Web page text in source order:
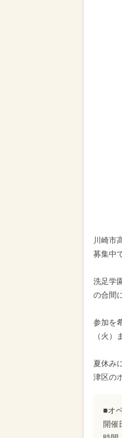
川崎市
募集中
洗足学
の合間
参加を
（火）
夏休み
津区の
■オ
開催